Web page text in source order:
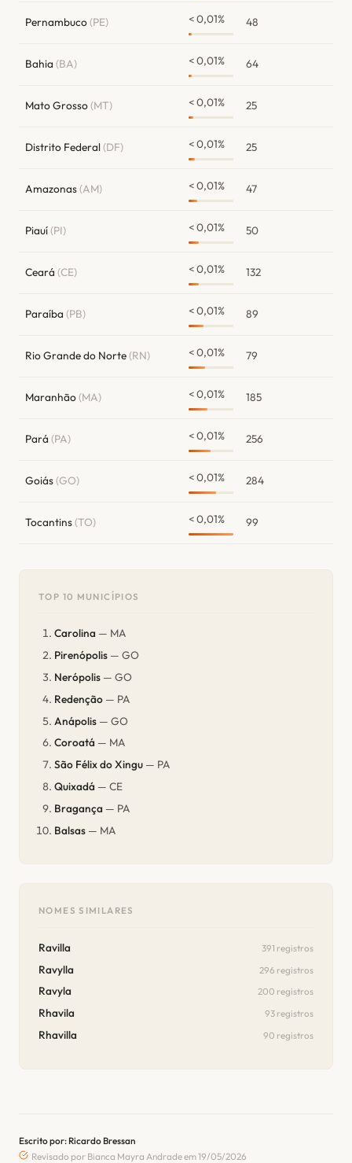
Pernambuco(PE) < 0,01% 48
Bahia (BA) < 0,01% 64
Mato Grosso(MT) < 0,01% 25
Distrito Federal(DF) < 0,01% 25
Amazonas(AM) < 0,01% 47
Piauí(PI) < 0,01% 50
Ceará (CE) < 0,01% 132
Paraíba (PB) < 0,01% 89
Rio Grande do Norte(RN) < 0,01% 79
Maranhão(MA) < 0,01% 185
Pará (PA) < 0,01% 256
Goiás(GO) < 0,01% 284
Tocantins(TO) < 0,01% 99
TOP 10 MUNICÍPIOS
Carolina — MA
Pirenópolis — GO
Nerópolis — GO
Redenção — PA
Anápolis — GO
Coroatá — MA
São Félix do Xingu — PA
Quixadá — CE
Bragança — PA
Balsas — MA
NOMES SIMILARES
Ravilla 391 registros
Ravylla 296 registros
Ravyla 200 registros
Rhavila 93 registros
Rhavilla 90 registros
Escrito por: Ricardo Bressan
Revisado por Bianca Mayra Andrade em 19/05/2026